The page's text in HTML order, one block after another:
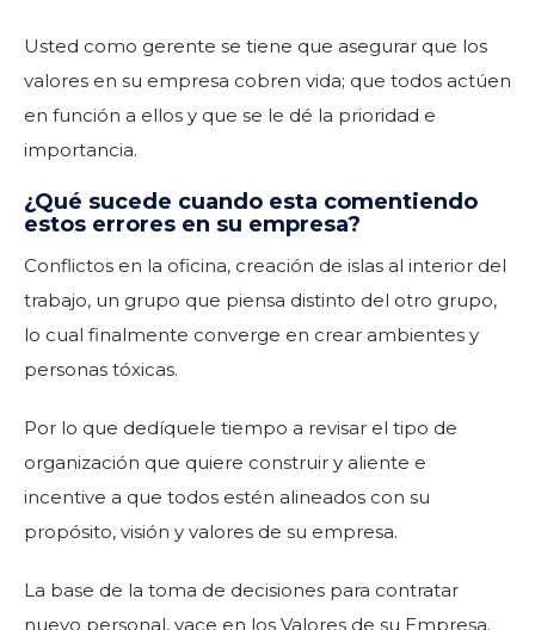
Usted como gerente se tiene que asegurar que los
valores en su empresa cobren vida; que todos actúen
en función a ellos y que se le dé la prioridad e
importancia.
¿Qué sucede cuando esta comentiendo
estos errores en su empresa?
Conflictos en la oficina, creación de islas al interior del
trabajo, un grupo que piensa distinto del otro grupo,
lo cual finalmente converge en crear ambientes y
personas tóxicas.
Por lo que dedíquele tiempo a revisar el tipo de
organización que quiere construir y aliente e
incentive a que todos estén alineados con su
propósito, visión y valores de su empresa.
La base de la toma de decisiones para contratar
nuevo personal, yace en los Valores de su Empresa.